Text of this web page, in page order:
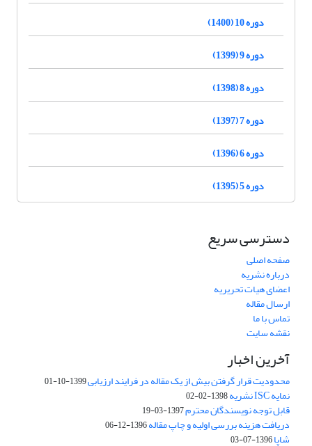
دوره 10 (1400)
دوره 9 (1399)
دوره 8 (1398)
دوره 7 (1397)
دوره 6 (1396)
دوره 5 (1395)
دسترسی سریع
صفحه اصلی
درباره نشریه
اعضای هیات تحریریه
ارسال مقاله
تماس با ما
نقشه سایت
آخرین اخبار
محدودیت قرار گرفتن بیش از یک مقاله در فرایند ارزیابی1399-10-01
نمایه ISC نشریه 1398-02-02
قابل توجه نویسندگان محترم1397-03-19
دریافت هزینه بررسی اولیه و چاپ مقاله1396-12-06
شاپا1396-07-03